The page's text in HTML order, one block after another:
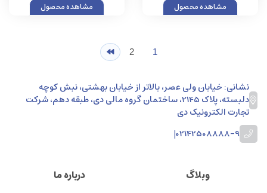
مشاهده محصول مشاهده محصول
1
2
نشانی: خیابان ولی عصر، بالاتر از خیابان بهشتی، نبش کوچه
دلبسته، پلاک 2145، ساختمان گروه مالی دی، طبقه دهم، شرکت
تجارت الکترونیک دی
02142508888-9
|
وبلاگ
درباره ما